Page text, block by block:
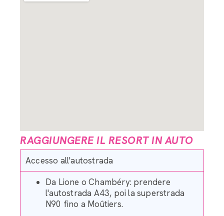
RAGGIUNGERE IL RESORT IN AUTO
Accesso all'autostrada
Da Lione o Chambéry: prendere
l'autostrada A43, poi la superstrada
N90 fino a Moûtiers.